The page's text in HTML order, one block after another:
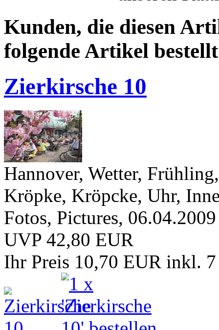
Kunden, die diesen
folgende Artikel
Zierkirsche 10
Hannover, Wetter,
Kröpke, Kröpcke, Uhr,
Fotos, Pictures, 06.04.2009
UVP 42,80 EUR
Ihr Preis 10,70 EUR inkl.